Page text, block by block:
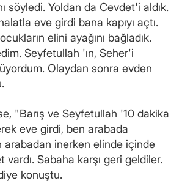
söyledi. Yoldan da Cevdet'i aldık.
eve girdi bana kapıyı açtı.
elini ayağını bağladık.
Seyfetullah 'ın, Seher'i
Olaydan sonra evden
"Barış ve Seyfetullah '10 dakika
eve girdi, ben arabada
arabadan inerken elinde içinde
Sabaha karşı geri geldiler.
konuştu.